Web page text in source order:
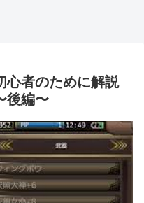
心者のために解説
後編〜